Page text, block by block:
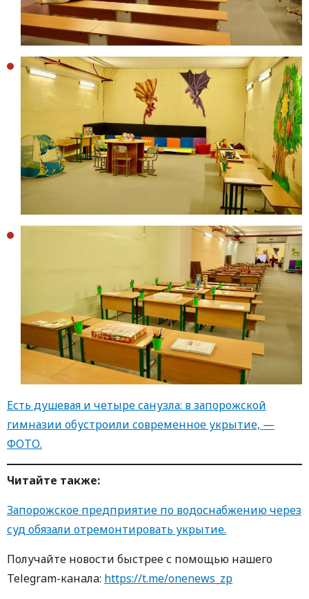
Есть душевая и четыре санузла: в запорожской
гимназии обустроили современное укрытие, —
ФОТО.
Читайте также:
Запорожское предприятие по водоснабжению через
суд обязали отремонтировать укрытие.
Получайте новости быстрее с пoмoщью нaшегo
Telegram-кaнaлa: https://t.me/onenews_zp